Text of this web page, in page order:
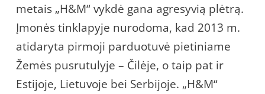
metais „H&M“ vykdė gana agresyvią plėtrą.
Įmonės tinklapyje nurodoma, kad 2013 m.
atidaryta pirmoji parduotuvė pietiniame
Žemės pusrutulyje – Čilėje, o taip pat ir
Estijoje, Lietuvoje bei Serbijoje. „H&M“